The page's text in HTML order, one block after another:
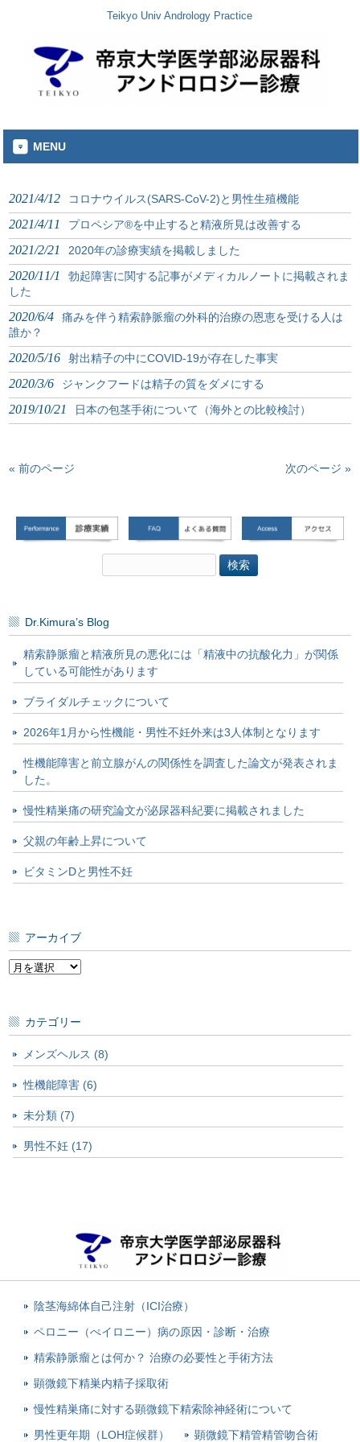
Teikyo Univ Andrology Practice
MENU
2021/4/12 コロナウイルス(SARS-CoV-2)と男性生殖機能
2021/4/11 プロペシア®︎を中止すると精液所見は改善する
2021/2/21 2020年の診療実績を掲載しました
2020/11/1
勃起障害に関する記事がメディカルノートに掲載されま
した
2020/6/4
痛みを伴う精索静脈瘤の外科的治療の恩恵を受ける人は
誰か？
2020/5/16 射出精子の中にCOVID-19が存在した事実
2020/3/6 ジャンクフードは精子の質をダメにする
2019/10/21 日本の包茎手術について（海外との比較検討）
« 前のページ 次のページ »
索:
Dr.Kimura’s Blog
精索静脈瘤と精液所見の悪化には「精液中の抗酸化力」が関係
している可能性があります
ブライダルチェックについて
2026年1月から性機能・男性不妊外来は3人体制となります
性機能障害と前立腺がんの関係性を調査した論文が発表されま
した。
慢性精巣痛の研究論文が泌尿器科紀要に掲載されました
父親の年齢上昇について
ビタミンDと男性不妊
アーカイブ
ア
イ
ブ
カテゴリー
メンズヘルス (8)
性機能障害 (6)
未分類 (7)
男性不妊 (17)
陰茎海綿体自己注射（ICI治療）
ペロニー（ぺイロニー）病の原因・診断・治療
精索静脈瘤とは何か？ 治療の必要性と手術方法
顕微鏡下精巣内精子採取術
慢性精巣痛に対する顕微鏡下精索除神経術について
男性更年期（LOH症候群） 顕微鏡下精管精管吻合術